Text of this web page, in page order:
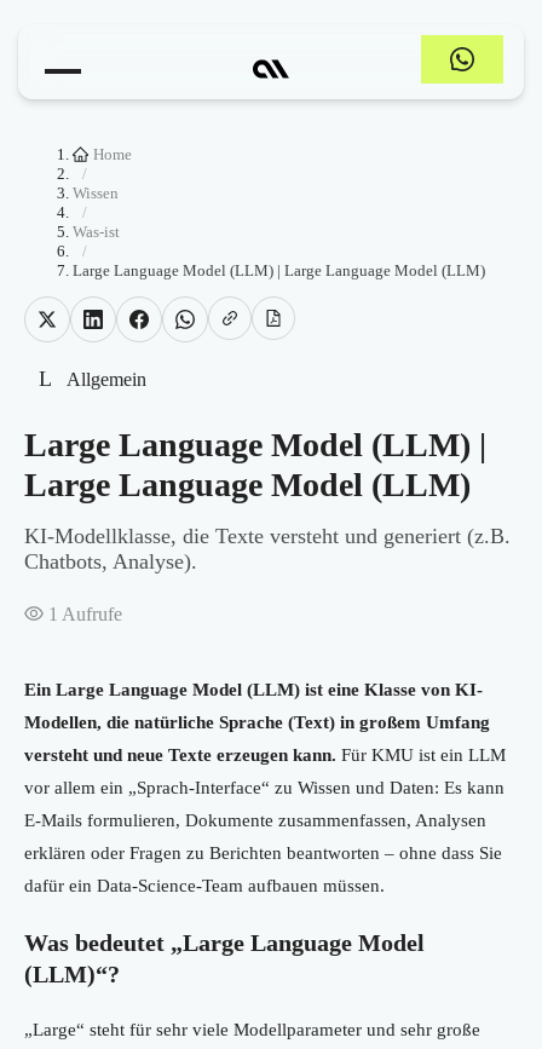
Home
/
Wissen
/
Was-ist
/
Large Language Model (LLM) | Large Language Model (LLM)
L Allgemein
Large Language Model (LLM) |
Large Language Model (LLM)
KI-Modellklasse, die Texte versteht und generiert (z.B.
Chatbots, Analyse).
1 Aufrufe
Ein Large Language Model (LLM) ist eine Klasse von KI-
Modellen, die natürliche Sprache (Text) in großem Umfang
versteht und neue Texte erzeugen kann. Für KMU ist ein LLM
vor allem ein „Sprach-Interface“ zu Wissen und Daten: Es kann
E-Mails formulieren, Dokumente zusammenfassen, Analysen
erklären oder Fragen zu Berichten beantworten – ohne dass Sie
dafür ein Data-Science-Team aufbauen müssen.
Was bedeutet „Large Language Model
(LLM)“?
„Large“ steht für sehr viele Modellparameter und sehr große